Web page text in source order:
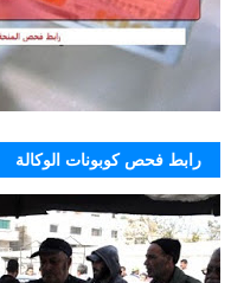
رابط فحص كوبونات الوكالة